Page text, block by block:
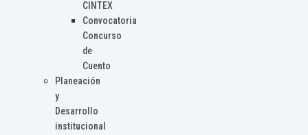
CINTEX
Convocatoria
Concurso
de
Cuento
Planeación
y
Desarrollo
institucional